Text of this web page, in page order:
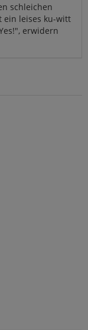
schleichen
ein leises ku-witt
erwidern